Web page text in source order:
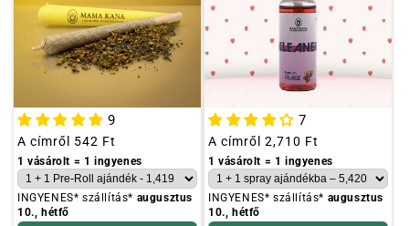
9
Szokásos
ár
A címről 542 Ft
1 vásárolt = 1 ingyenes
INGYENES* szállítás* augusztus
10., hétfő
7
Szokásos
ár
A címről 2,710 Ft
1 vásárolt = 1 ingyenes
INGYENES* szállítás* augusztus
10., hétfő